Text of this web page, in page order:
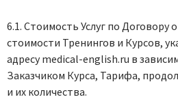
6.1. Стоимость Услуг по Договору
стоимости Тренингов и Курсов,
адресу medical-english.ru в
Заказчиком Курса, Тарифа,
и их количества.